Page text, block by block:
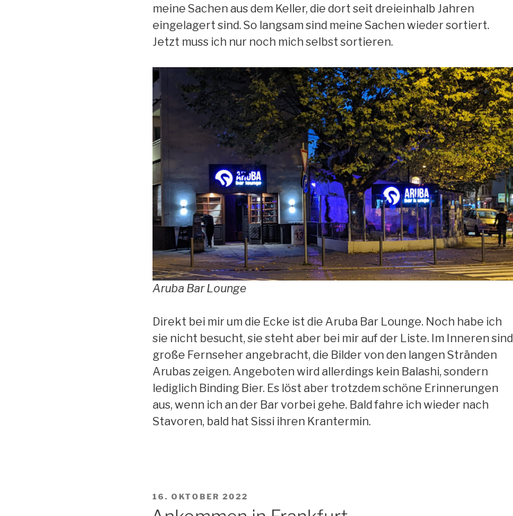
meine Sachen aus dem Keller, die dort seit dreieinhalb Jahren
eingelagert sind. So langsam sind meine Sachen wieder sortiert.
Jetzt muss ich nur noch mich selbst sortieren.
Aruba Bar Lounge
Direkt bei mir um die Ecke ist die Aruba Bar Lounge. Noch habe ich
sie nicht besucht, sie steht aber bei mir auf der Liste. Im Inneren sind
große Fernseher angebracht, die Bilder von den langen Stränden
Arubas zeigen. Angeboten wird allerdings kein Balashi, sondern
lediglich Binding Bier. Es löst aber trotzdem schöne Erinnerungen
aus, wenn ich an der Bar vorbei gehe. Bald fahre ich wieder nach
Stavoren, bald hat Sissi ihren Krantermin.
VERÖFFENTLICHT
AM
16. OKTOBER 2022